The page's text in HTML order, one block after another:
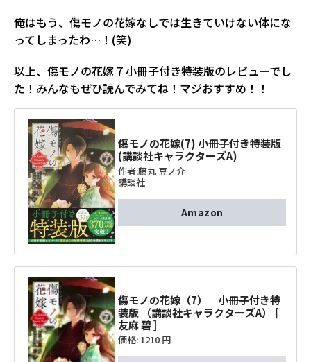
俺はもう、傷モノの花嫁なしでは生きていけない体にな
ってしまったわ…！(笑)
以上、傷モノの花嫁 7 小冊子付き特装版のレビューでし
た！みんなもぜひ読んでみてね！マジおすすめ！！
傷モノの花嫁(7) 小冊子付き特装版
(講談社キャラクターズA)
作者:藤丸 豆ノ介
講談社
Amazon
傷モノの花嫁（7） 小冊子付き特
装版 （講談社キャラクターズA） [
友麻 碧 ]
価格: 1210 円